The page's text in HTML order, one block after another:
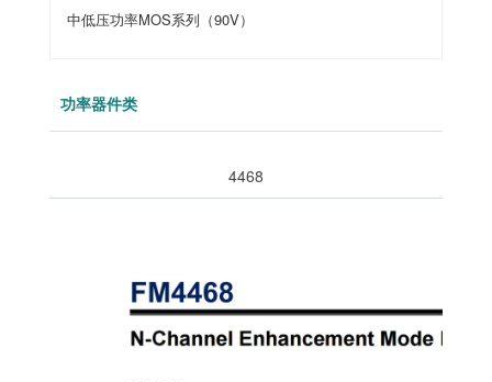
中低压功率MOS系列（90V）
功率器件类
4468